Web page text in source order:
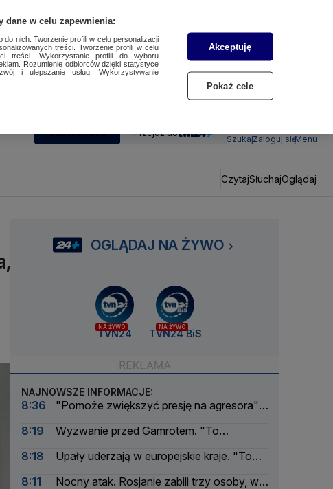
SUBSKRYBUJ Przejdź do
SzukajZaloguj sięMenu
CzytajSłuchajOglądaj
OGLĄDAJ NA ŻYWO
NA ŻYWO
TVN24
NA ŻYWO
TVN24 BiS
NAJNOWSZE INFORMACJE:
8:36
"Pomoże zwiększyć presję na agresora".
8:19
Wyzwanie przed Gamrotem. "To
8:18
Upały uderzają w europejskie kraje. "To
8:11
Nocny atak. Rosjanie zabili trzy osoby, w
dane w celu zapewnienia:
nich. Tworzenie profili w celu personalizacji
treści. Tworzenie profili w celu
treści. Wykorzystanie profili do wyboru
Rozumienie odbiorców dzięki statystyce
i ulepszanie usług. Wykorzystywanie
Akceptuję
Pokaż cele